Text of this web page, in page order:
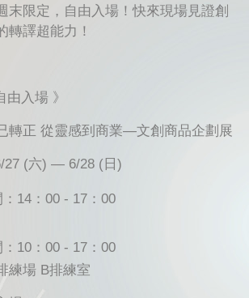
末限定，自由入場！快來現場見證創
轉譯超能力！
入場 》
轉正 從靈感到商業—文創商品企劃展
27 (六) — 6/28 (日)
14：00 - 17：00
10：00 - 17：00
練場 B排練室